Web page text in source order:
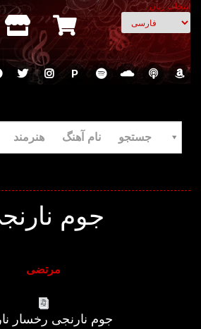
انتخاب زبان
P
جستجو نام آهنگ هنرمند
جوم
مرتضی
جوم نارنجی رخسار